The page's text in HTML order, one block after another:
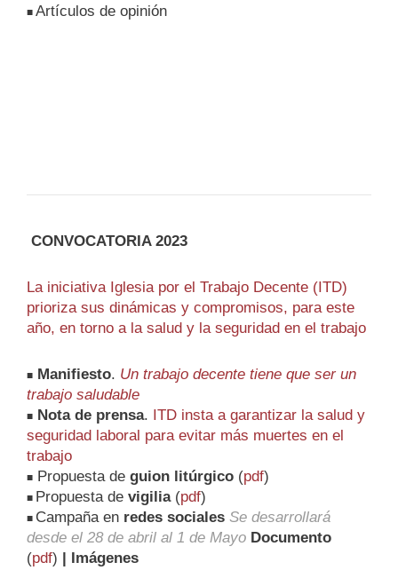
■ Artículos de opinión
CONVOCATORIA 2023
La iniciativa Iglesia por el Trabajo Decente (ITD)
prioriza sus dinámicas y compromisos, para este
año, en torno a la salud y la seguridad en el trabajo
■ Manifiesto. Un trabajo decente tiene que ser un
trabajo saludable
■ Nota de prensa. ITD insta a garantizar la salud y
seguridad laboral para evitar más muertes en el
trabajo
■ Propuesta de guion litúrgico (pdf)
■ Propuesta de vigilia(pdf)
■ Campaña en redes sociales Se desarrollará
desde el 28 de abril al 1 de Mayo Documento
(pdf) | Imágenes